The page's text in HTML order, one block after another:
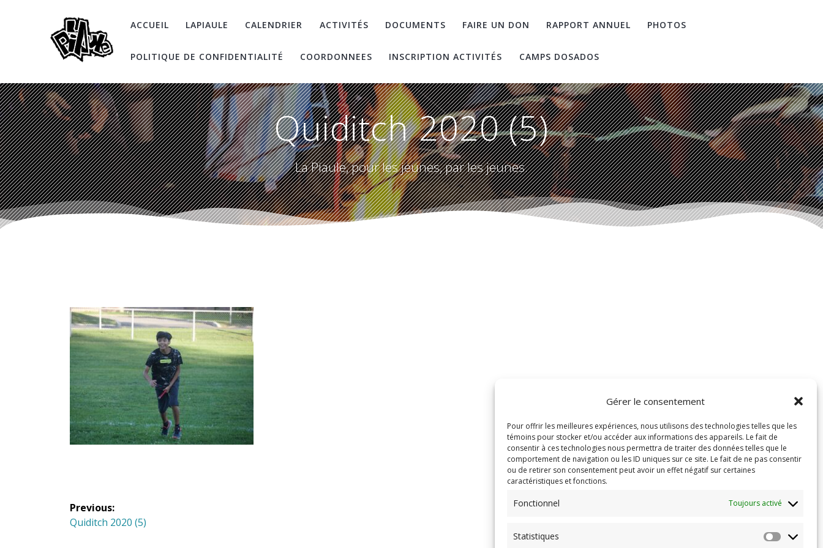
Gérer le consentement
Pour offrir les meilleures expériences, nous utilisons des technologies telles que les
témoins pour stocker et/ou accéder aux informations des appareils. Le fait de
consentir à ces technologies nous permettra de traiter des données telles que le
comportement de navigation ou les ID uniques sur ce site. Le fait de ne pas consentir
ou de retirer son consentement peut avoir un effet négatif sur certaines
caractéristiques et fonctions.
Fonctionnel Toujours activé
Statistiques
ACCUEIL LAPIAULE CALENDRIER ACTIVITÉS DOCUMENTS FAIRE UN DON RAPPORT ANNUEL PHOTOS
POLITIQUE DE CONFIDENTIALITÉ COORDONNEES INSCRIPTION ACTIVITÉS CAMPS DOSADOS
Quiditch 2020 (5)
La Piaule, pour les jeunes, par les jeunes.
Navigation
de
Previous:
Previous
Quiditch 2020 (5)